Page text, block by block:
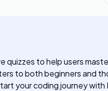
quizzes to help users
to both beginners and
your coding journey with